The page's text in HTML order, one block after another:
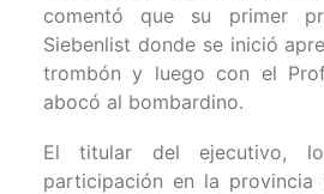
comentó que su primer
Siebenlist donde se inició
trombón y luego con el
abocó al bombardino.
El titular del ejecutivo,
participación en la